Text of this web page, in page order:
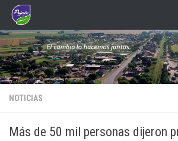
Saltar al contenido
NOTICIAS
Más de 50 mil personas dijeron